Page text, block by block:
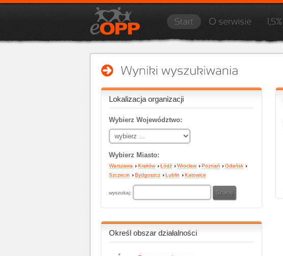
Lokalizacja organizacji
Wybierz Województwo:
Wybierz Miasto:
Warszawa Kraków Łódź Wrocław Poznań
Gdańsk
Szczecin
Bydgoszcz Lublin Katowice
wyszukaj:
Określ obszar działalności